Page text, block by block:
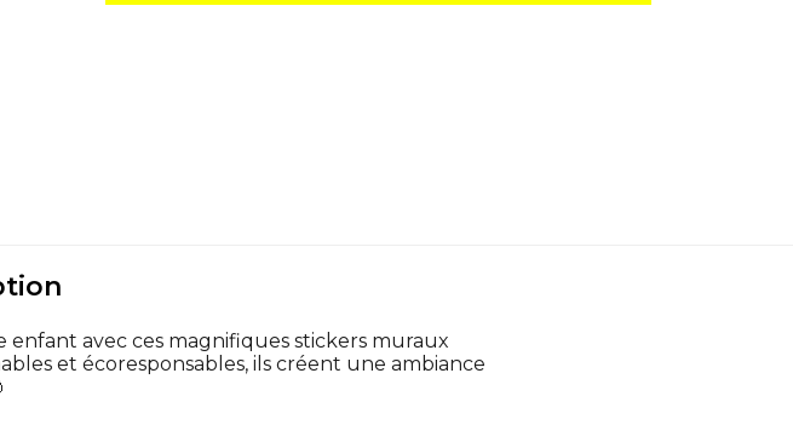
enfant avec ces magnifiques stickers muraux
et écoresponsables, ils créent une ambiance